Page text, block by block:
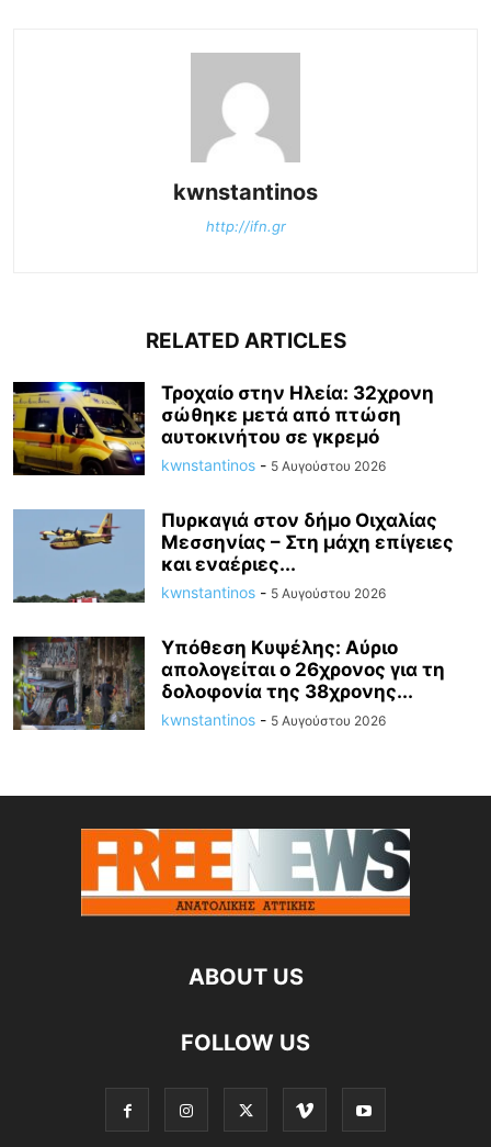
kwnstantinos
http://ifn.gr
RELATED ARTICLES
Τροχαίο στην Ηλεία: 32χρονη
σώθηκε μετά από πτώση
αυτοκινήτου σε γκρεμό
kwnstantinos - 5 Αυγούστου 2026
Πυρκαγιά στον δήμο Οιχαλίας
Μεσσηνίας – Στη μάχη επίγειες
και εναέριες...
kwnstantinos - 5 Αυγούστου 2026
Υπόθεση Κυψέλης: Αύριο
απολογείται ο 26χρονος για τη
δολοφονία της 38χρονης...
kwnstantinos - 5 Αυγούστου 2026
ABOUT US
FOLLOW US